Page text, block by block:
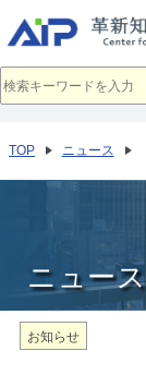
TOP ニュース
ニュース
お知らせ